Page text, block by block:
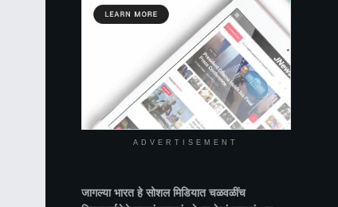
ADVERTISEMENT
जागल्या भारतहे सोशल मिडियात चळवळींच